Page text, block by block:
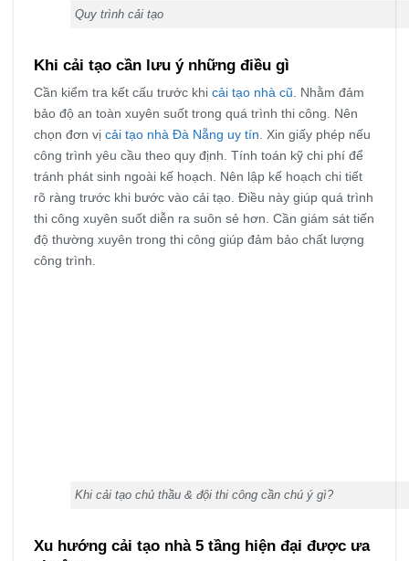
Quy trình cải tạo
Khi cải tạo cần lưu ý những điều gì
Cần kiểm tra kết cấu trước khi cải tạo nhà cũ. Nhằm đảm
bảo độ an toàn xuyên suốt trong quá trình thi công. Nên
chọn đơn vị cải tạo nhà Đà Nẵng uy tín. Xin giấy phép nếu
công trình yêu cầu theo quy định. Tính toán kỹ chi phí để
tránh phát sinh ngoài kế hoạch. Nên lập kế hoạch chi tiết
rõ ràng trước khi bước vào cải tạo. Điều này giúp quá trình
thi công xuyên suốt diễn ra suôn sẻ hơn. Cần giám sát tiến
độ thường xuyên trong thi công giúp đảm bảo chất lượng
công trình.
Khi cải tạo chủ thầu & đội thi công cần chú ý gì?
Xu hướng cải tạo nhà 5 tầng hiện đại được ưa